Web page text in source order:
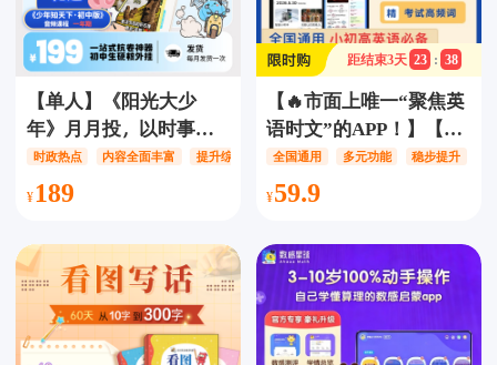
【单人】《阳光大少
年》月月投，以时事新
闻为载体，内容全面丰
富，一站式提升综合素
度结合，轻松阅读提升
孩子竞争力，大少年 阳
光少年报
时政热点 内容全面丰富 提升综合素养
189
距结束3天 23 : 38
【🔥市面上唯一“聚焦英
语时文”的APP！】【12
年卡】少年环球视野会
员-精读时文，每天30分
音打分/查词/复读/点读/
变速/生词本/逐句精讲/
隐藏译文8大热门主题，
贴合中高考趋势，小初
高大学全都能用！
全国通用 多元功能 稳步提升
59.9